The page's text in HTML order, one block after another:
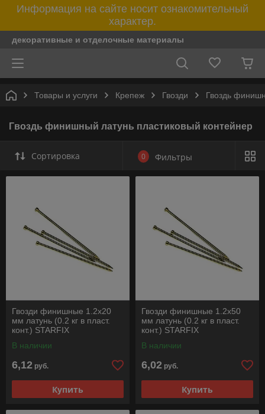
Информация на сайте носит ознакомительный
характер.
декоративные и отделочные материалы
Товары и услуги Крепеж Гвозди Гвоздь
Гвоздь финишный латунь пластиковый контейнер
Сортировка 0 Фильтры
Гвозди финишные 1.2х20
мм латунь (0.2 кг в пласт.
конт.) STARFIX
В наличии
6,12 руб.
Купить
Гвозди финишные 1.2х50
мм латунь (0.2 кг в пласт.
конт.) STARFIX
В наличии
6,02 руб.
Купить